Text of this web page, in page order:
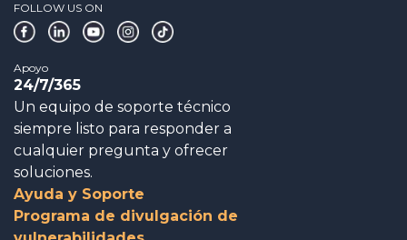
FOLLOW US ON
Apoyo
24/7/365
Un equipo de soporte técnico
siempre listo para responder a
cualquier pregunta y ofrecer
soluciones.
Ayuda y Soporte
Programa de divulgación de